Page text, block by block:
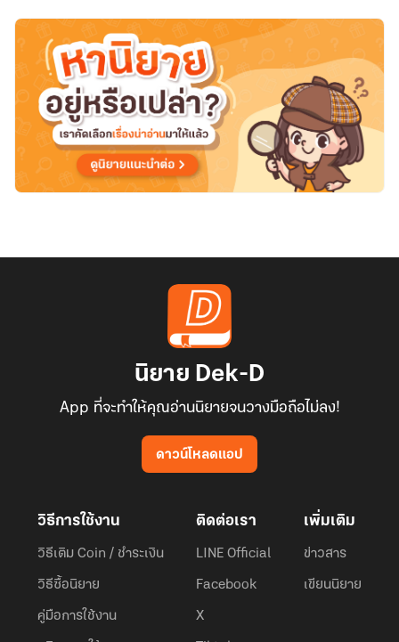
ของ
กลับ
ชาติ
นิยาย Dek-D
App ที่จะทำให้คุณอ่านนิยายจนวางมือถือไม่ลง!
ดาวน์โหลดแอป
วิธีการใช้งาน
วิธีเติม Coin / ชำระเงิน
วิธีซื้อนิยาย
คู่มือการใช้งาน
ติดต่อเรา
LINE Official
Facebook
X
เพิ่มเติม
ข่าวสาร
เขียนนิยาย